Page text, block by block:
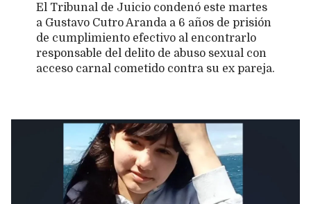
El Tribunal de Juicio condenó este martes
a Gustavo Cutro Aranda a 6 años de prisión
de cumplimiento efectivo al encontrarlo
responsable del delito de abuso sexual con
acceso carnal cometido contra su ex pareja.